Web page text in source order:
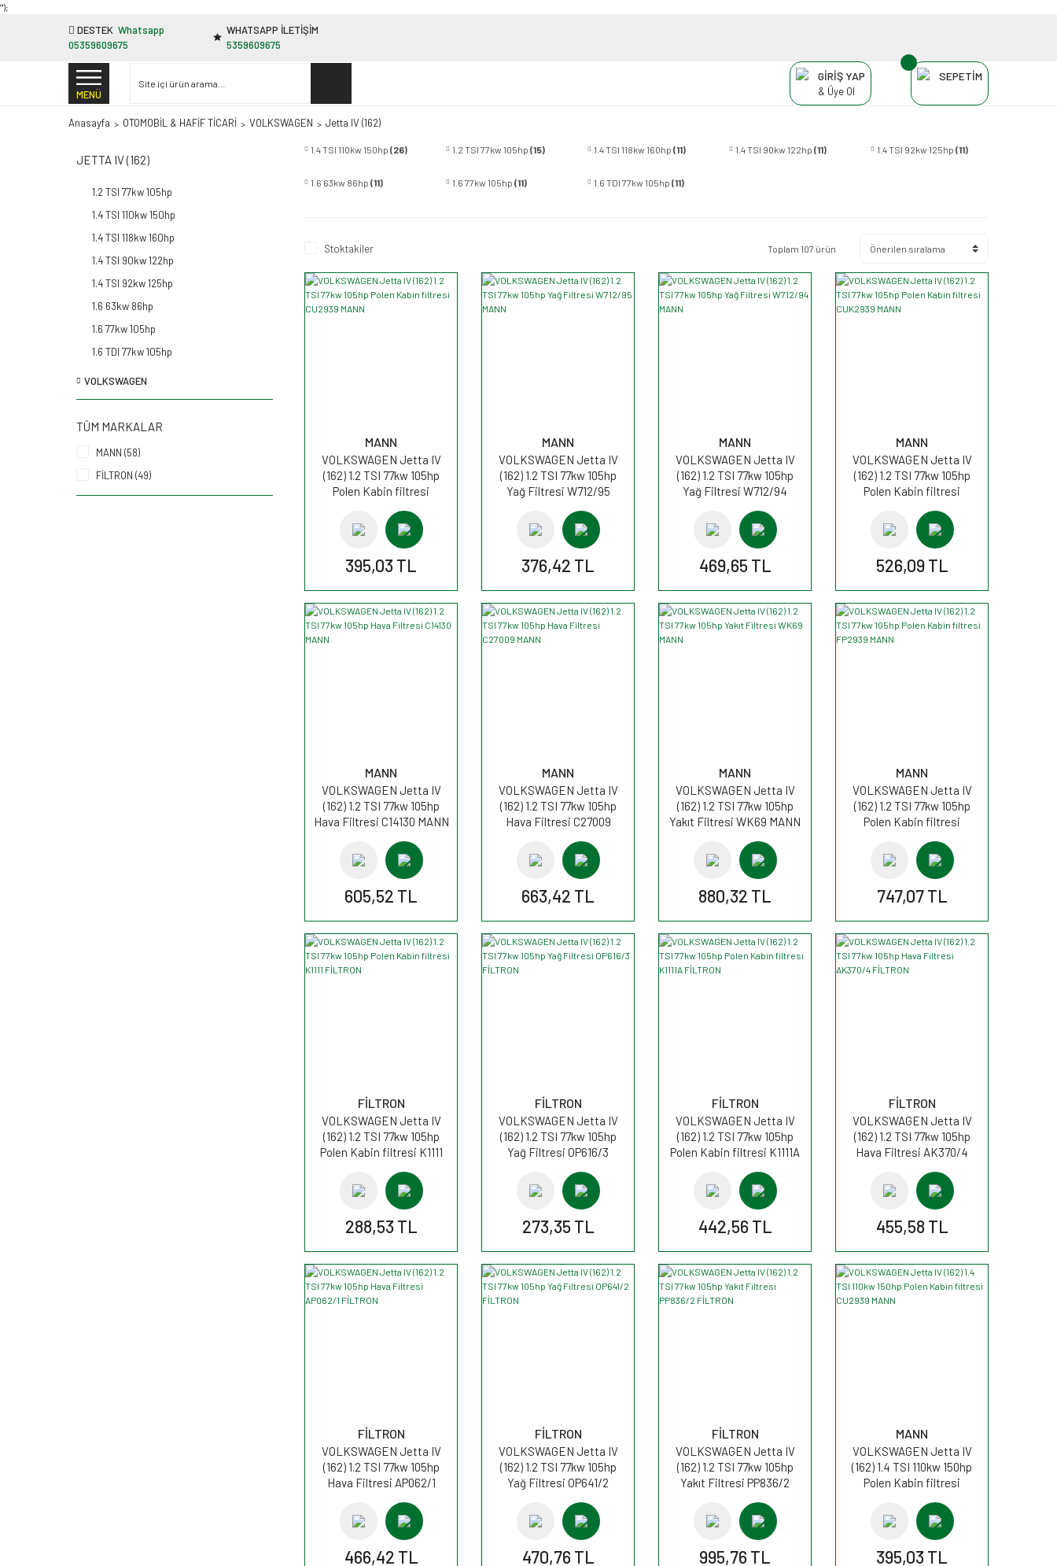
"');
DESTEK Whatsapp
05359609675
WHATSAPP İLETİŞİM
5359609675
MENÜ
GİRİŞ YAP
& Üye Ol
SEPETİM
Anasayfa OTOMOBİL & HAFİF TİCARİ VOLKSWAGEN Jetta IV (162)
JETTA IV (162)
1.2 TSI 77kw 105hp
1.4 TSI 110kw 150hp
1.4 TSI 118kw 160hp
1.4 TSI 90kw 122hp
1.4 TSI 92kw 125hp
1.6 63kw 86hp
1.6 77kw 105hp
1.6 TDI 77kw 105hp
VOLKSWAGEN
TÜM MARKALAR
MANN (58)
FİLTRON (49)
1.4 TSI 110kw 150hp (26) 1.2 TSI 77kw 105hp (15) 1.4 TSI 118kw 160hp (11) 1.4 TSI 90kw 122hp (11) 1.4 TSI 92kw 125hp (11)
1.6 63kw 86hp (11) 1.6 77kw 105hp (11) 1.6 TDI 77kw 105hp (11)
Stoktakiler Toplam 107 ürün
MANN
VOLKSWAGEN Jetta IV
(162) 1.2 TSI 77kw 105hp
Polen Kabin filtresi
395,03 TL
MANN
VOLKSWAGEN Jetta IV
(162) 1.2 TSI 77kw 105hp
Yağ Filtresi W712/95
376,42 TL
MANN
VOLKSWAGEN Jetta IV
(162) 1.2 TSI 77kw 105hp
Yağ Filtresi W712/94
469,65 TL
MANN
VOLKSWAGEN Jetta IV
(162) 1.2 TSI 77kw 105hp
Polen Kabin filtresi
526,09 TL
MANN
VOLKSWAGEN Jetta IV
(162) 1.2 TSI 77kw 105hp
Hava Filtresi C14130 MANN
605,52 TL
MANN
VOLKSWAGEN Jetta IV
(162) 1.2 TSI 77kw 105hp
Hava Filtresi C27009
663,42 TL
MANN
VOLKSWAGEN Jetta IV
(162) 1.2 TSI 77kw 105hp
Yakıt Filtresi WK69 MANN
880,32 TL
MANN
VOLKSWAGEN Jetta IV
(162) 1.2 TSI 77kw 105hp
Polen Kabin filtresi
747,07 TL
FİLTRON
VOLKSWAGEN Jetta IV
(162) 1.2 TSI 77kw 105hp
Polen Kabin filtresi K1111
288,53 TL
FİLTRON
VOLKSWAGEN Jetta IV
(162) 1.2 TSI 77kw 105hp
Yağ Filtresi OP616/3
273,35 TL
FİLTRON
VOLKSWAGEN Jetta IV
(162) 1.2 TSI 77kw 105hp
Polen Kabin filtresi K1111A
442,56 TL
FİLTRON
VOLKSWAGEN Jetta IV
(162) 1.2 TSI 77kw 105hp
Hava Filtresi AK370/4
455,58 TL
FİLTRON
VOLKSWAGEN Jetta IV
(162) 1.2 TSI 77kw 105hp
Hava Filtresi AP062/1
466,42 TL
FİLTRON
VOLKSWAGEN Jetta IV
(162) 1.2 TSI 77kw 105hp
Yağ Filtresi OP641/2
470,76 TL
FİLTRON
VOLKSWAGEN Jetta IV
(162) 1.2 TSI 77kw 105hp
Yakıt Filtresi PP836/2
995,76 TL
MANN
VOLKSWAGEN Jetta IV
(162) 1.4 TSI 110kw 150hp
Polen Kabin filtresi
395,03 TL